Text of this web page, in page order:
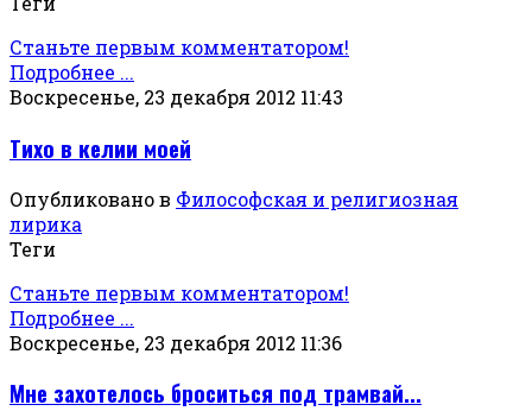
Станьте первым комментатором!
Подробнее ...
Воскресенье, 23 декабря 2012 11:43
Тихо в келии моей
Опубликовано в Философская и религиозная
лирика
Теги
Станьте первым комментатором!
Подробнее ...
Воскресенье, 23 декабря 2012 11:36
Мне захотелось броситься под трамвай...